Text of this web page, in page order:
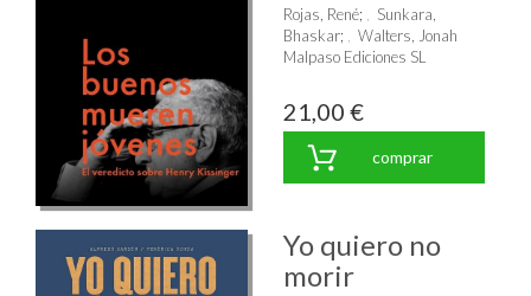
Rojas, René;
Sunkara,
Bhaskar;
Walters, Jonah
Malpaso Ediciones SL
21,00 €
comprar
Yo quiero no
morir